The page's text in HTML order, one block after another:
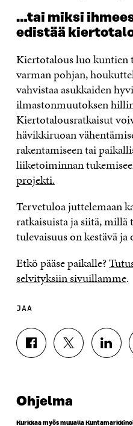
…tai miksi
edistää
Kiertotalous luo kuntien
varman pohjan,
vahvistaa asukkaiden
ilmastonmuutoksen
Kiertotalousratkaisut
hävikkiruoan
rakentamiseen tai
liiketoiminnan
projekti.
Tervetuloa juttelemaan
ratkaisuista ja siitä,
tulevaisuus on kestävä ja
Etkö pääse paikalle?
selvityksiin sivuillamme.
JAA
J
A
C
B
J
A
I
T
J
A
E
Ohjelma
Kurkkaa myös muualla